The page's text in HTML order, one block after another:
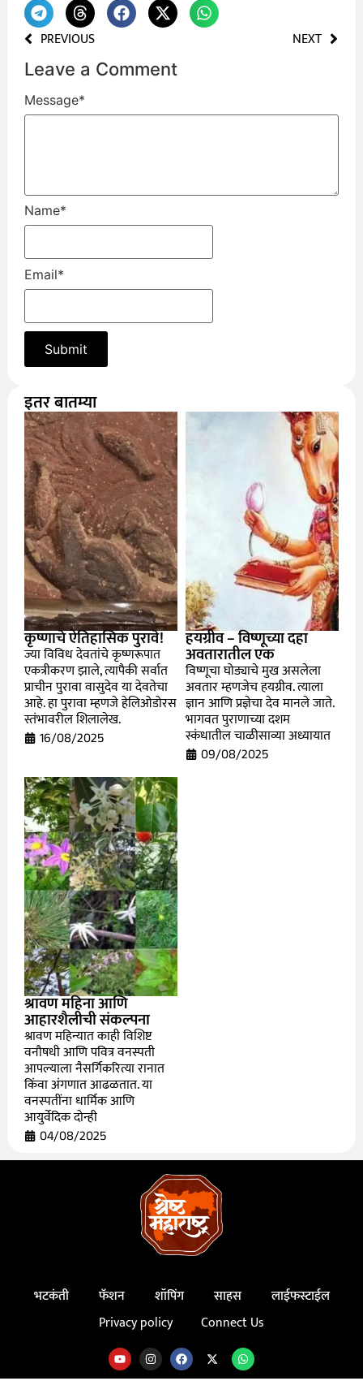
PREVIOUS NEXT
Leave a Comment
Message*
Name*
Email*
इतर बातम्या
कृष्णाचे ऐतिहासिक पुरावे!
ज्या विविध देवतांचे कृष्णरूपात
एकत्रीकरण झाले, त्यापैकी सर्वात
प्राचीन पुरावा वासुदेव या देवतेचा
आहे. हा पुरावा म्हणजे हेलिओडोरस
स्तंभावरील शिलालेख.
16/08/2025
हयग्रीव – विष्णूच्या दहा
अवतारातील एक
विष्णूचा घोड्याचे मुख असलेला
अवतार म्हणजेच हयग्रीव. त्याला
ज्ञान आणि प्रज्ञेचा देव मानले जाते.
भागवत पुराणाच्या दशम
स्कंधातील चाळीसाव्या अध्यायात
09/08/2025
श्रावण महिना आणि
आहारशैलीची संकल्पना
श्रावण महिन्यात काही विशिष्ट
वनौषधी आणि पवित्र वनस्पती
आपल्याला नैसर्गिकरित्या रानात
किंवा अंगणात आढळतात. या
वनस्पतींना धार्मिक आणि
आयुर्वेदिक दोन्ही
04/08/2025
भटकंती फॅशन शॉपिंग साहस
लाईफस्टाईल
Privacy policy
Connect Us